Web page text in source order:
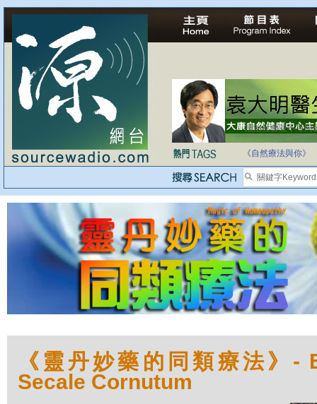
法治社會並不等同
自家教育合法化-
《自然療法與你》
《靈丹妙藥的同類療法》-
Secale Cornutum